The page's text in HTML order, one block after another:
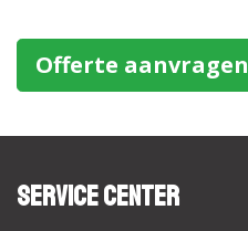
Offerte aanvragen
Service Center